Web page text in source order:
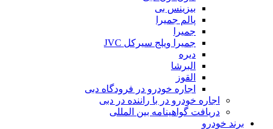
بیزینس بی
پالم جمیرا
جمیرا
جمیرا ویلج سیرکل JVC
دیره
البرشا
القوز
اجاره خودرو در فرودگاه دبی
اجاره خودرو در با راننده در دبی
دریافت گواهینامه بین المللی
برند خودرو